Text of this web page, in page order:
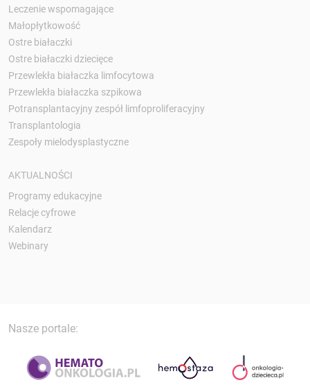
Leczenie wspomagające
Małopłytkowość
Ostre białaczki
Ostre białaczki dziecięce
Przewlekła białaczka limfocytowa
Przewlekła białaczka szpikowa
Potransplantacyjny zespół limfoproliferacyjny
Transplantologia
Zespoły mielodysplastyczne
AKTUALNOŚCI
Programy edukacyjne
Relacje cyfrowe
Kalendarz
Webinary
Nasze portale: